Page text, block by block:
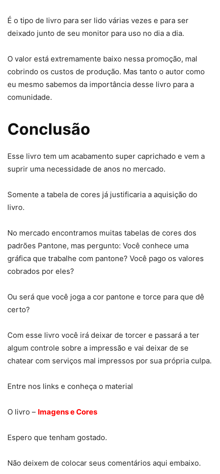
É o tipo de livro para ser lido várias vezes e para ser
deixado junto de seu monitor para uso no dia a dia.
O valor está extremamente baixo nessa promoção, mal
cobrindo os custos de produção. Mas tanto o autor como
eu mesmo sabemos da importância desse livro para a
comunidade.
Conclusão
Esse livro tem um acabamento super caprichado e vem a
suprir uma necessidade de anos no mercado.
Somente a tabela de cores já justificaria a aquisição do
livro.
No mercado encontramos muitas tabelas de cores dos
padrões Pantone, mas pergunto: Você conhece uma
gráfica que trabalhe com pantone? Você pago os valores
cobrados por eles?
Ou será que você joga a cor pantone e torce para que dê
certo?
Com esse livro você irá deixar de torcer e passará a ter
algum controle sobre a impressão e vai deixar de se
chatear com serviços mal impressos por sua própria culpa.
Entre nos links e conheça o material
O livro – Imagens e Cores
Espero que tenham gostado.
Não deixem de colocar seus comentários aqui embaixo.